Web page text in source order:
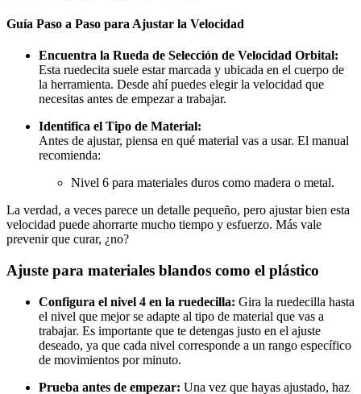
Guía Paso a Paso para Ajustar la Velocidad
Encuentra la Rueda de Selección de Velocidad Orbital:
Esta ruedecita suele estar marcada y ubicada en el cuerpo de
la herramienta. Desde ahí puedes elegir la velocidad que
necesitas antes de empezar a trabajar.
Identifica el Tipo de Material:
Antes de ajustar, piensa en qué material vas a usar. El manual
recomienda:
Nivel 6 para materiales duros como madera o metal.
La verdad, a veces parece un detalle pequeño, pero ajustar bien esta
velocidad puede ahorrarte mucho tiempo y esfuerzo. Más vale
prevenir que curar, ¿no?
Ajuste para materiales blandos como el plástico
Configura el nivel 4 en la ruedecilla: Gira la ruedecilla hasta
el nivel que mejor se adapte al tipo de material que vas a
trabajar. Es importante que te detengas justo en el ajuste
deseado, ya que cada nivel corresponde a un rango específico
de movimientos por minuto.
Prueba antes de empezar: Una vez que hayas ajustado, haz